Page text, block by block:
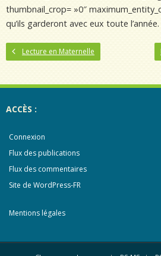
thumbnail_crop= »0″
qu’ils garderont avec eux toute l’année.
Lecture en Maternelle
ACCÈS :
Connexion
Flux des publications
Flux des commentaires
Site de WordPress-FR
Mentions légales